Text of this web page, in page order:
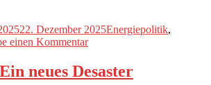
22. Dezember 2025Kategorien
Energiepolitik,
einen Kommentarzu
Phantom-
Kraftwerke
neues Desaster